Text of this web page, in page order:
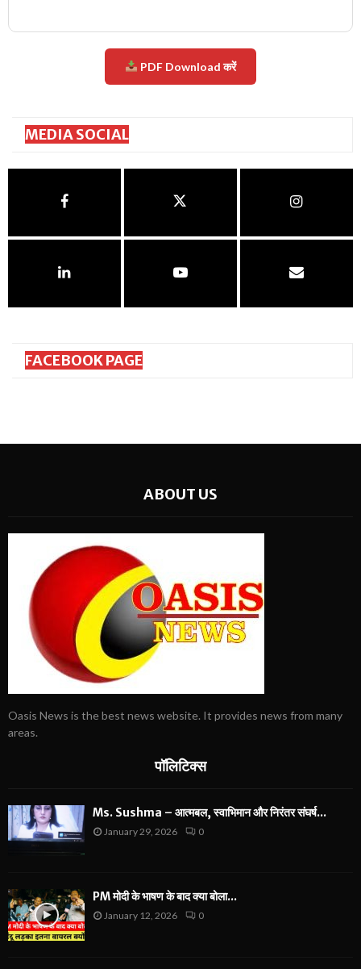
PDF Download करें
MEDIA SOCIAL
FACEBOOK PAGE
ABOUT US
Oasis News is the best news website. It provides news from many
areas.
पॉलिटिक्स
Ms. Sushma – आत्मबल, स्वाभिमान और निरंतर संघर्ष...
January 29, 2026 0
PM मोदी के भाषण के बाद क्या बोला...
January 12, 2026 0